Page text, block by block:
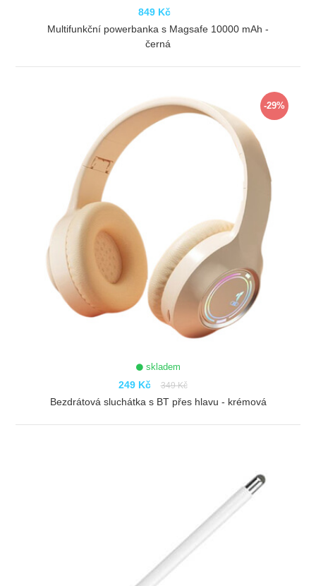
849 Kč
Multifunkční powerbanka s Magsafe 10000 mAh -
černá
-29%
skladem
249 Kč 349 Kč
Bezdrátová sluchátka s BT přes hlavu - krémová